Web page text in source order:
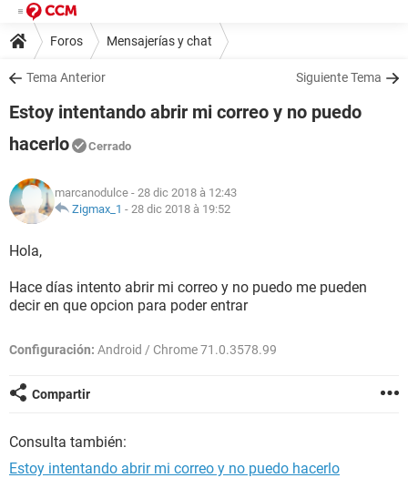
Foros Mensajerías y chat
Tema Anterior Siguiente Tema
Estoy intentando abrir mi correo y no puedo
hacerlo
Cerrado
marcanodulce - 28 dic 2018 à 12:43
Zigmax_1 - 28 dic 2018 à 19:52
Hola,
Hace días intento abrir mi correo y no puedo me pueden
decir en que opcion para poder entrar
Configuración: Android / Chrome 71.0.3578.99
Compartir
Consulta también:
Estoy intentando abrir mi correo y no puedo hacerlo